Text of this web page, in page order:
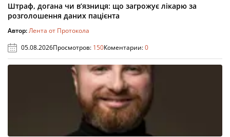
Штраф, догана чи в’язниця: що загрожує лікарю за
розголошення даних пацієнта
Автор:Лента от Протокола
05.08.2026Просмотров: 150Коментарии:0